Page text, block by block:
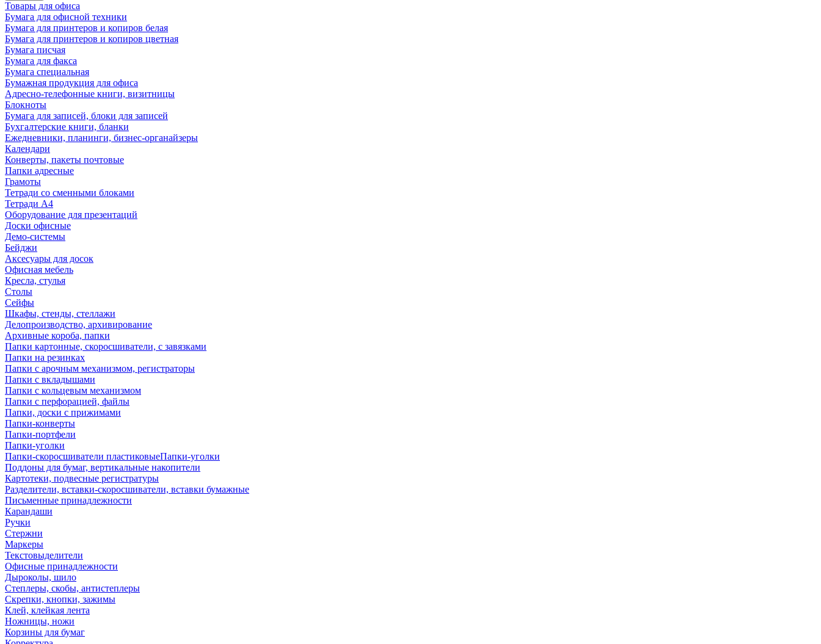
Товары для офиса
Бумага для офисной техники
Бумага для принтеров и копиров белая
Бумага для принтеров и копиров цветная
Бумага писчая
Бумага для факса
Бумага специальная
Бумажная продукция для офиса
Адресно-телефонные книги, визитницы
Блокноты
Бумага для записей, блоки для записей
Бухгалтерские книги, бланки
Ежедневники, планинги, бизнес-органайзеры
Календари
Конверты, пакеты почтовые
Папки адресные
Грамоты
Тетради со сменными блоками
Тетради А4
Оборудование для презентаций
Доски офисные
Демо-системы
Бейджи
Аксесуары для досок
Офисная мебель
Кресла, стулья
Столы
Сейфы
Шкафы, стенды, стеллажи
Делопроизводство, архивирование
Архивные короба, папки
Папки картонные, скоросшиватели, с завязками
Папки на резинках
Папки с арочным механизмом, регистраторы
Папки с вкладышами
Папки с кольцевым механизмом
Папки с перфорацией, файлы
Папки, доски с прижимами
Папки-конверты
Папки-портфели
Папки-уголки
Папки-скоросшиватели пластиковыеПапки-уголки
Поддоны для бумаг, вертикальные накопители
Картотеки, подвесные регистратуры
Разделители, вставки-скоросшиватели, вставки бумажные
Письменные принадлежности
Карандаши
Ручки
Стержни
Маркеры
Текстовыделители
Офисные принадлежности
Дыроколы, шило
Степлеры, скобы, антистеплеры
Скрепки, кнопки, зажимы
Клей, клейкая лента
Ножницы, ножи
Корзины для бумаг